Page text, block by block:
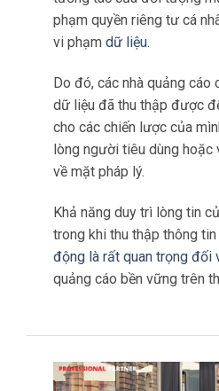
Phương pháp tiếp cận này
nghiệp phân tích lưu
tương tác của đối tượng
phạm quyền riêng tư cá
vi phạm
dữ liệu
Do đó, các nhà quảng cáo
dữ liệu đã thu thập được để
cho các chiến lược của
lòng người tiêu dùng hoặc
về mặt pháp lý.
Khả năng duy trì lòng tin
động là rất quan trọng đối